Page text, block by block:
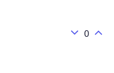
0